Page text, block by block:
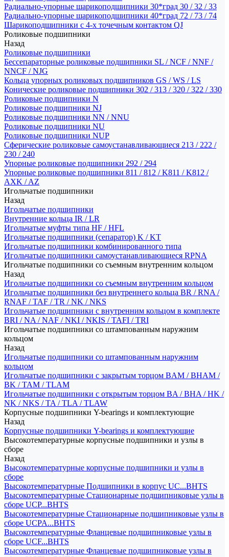
Радиально-упорные шарикоподшипники 30*град 30 / 32 / 33
Радиально-упорные шарикоподшипники 40*град 72 / 73 / 74
Шарикоподшипники с 4-х точечным контактом QJ
Роликовые подшипники
Назад
Роликовые подшипники
Бессепараторные роликовые подшипники SL / NCF / NNF /
NNCF / NJG
Кольца упорных роликовых подшипников GS / WS / LS
Конические роликовые подшипники 302 / 313 / 320 / 322 / 330
Роликовые подшипники N
Роликовые подшипники NJ
Роликовые подшипники NN / NNU
Роликовые подшипники NU
Роликовые подшипники NUP
Сферические роликовые самоустанавливающиеся 213 / 222 /
230 / 240
Упорные роликовые подшипники 292 / 294
Упорные роликовые подшипники 811 / 812 / K811 / K812 /
AXK / AZ
Игольчатые подшипники
Назад
Игольчатые подшипники
Внутренние кольца IR / LR
Игольчатые муфты типа HF / HFL
Игольчатые подшипники (сепаратор) K / KT
Игольчатые подшипники комбинированного типа
Игольчатые подшипники самоустанавливающиеся RPNA
Игольчатые подшипники со съемным внутренним кольцом
Назад
Игольчатые подшипники со съемным внутренним кольцом
Игольчатые подшипники без внутреннего кольца BR / RNA /
RNAF / TAF / TR / NK / NKS
Игольчатые подшипники с внутренним кольцом в комплекте
BRI / NA / NAF / NKI / NKIS / TAFI / TRI
Игольчатые подшипники со штампованным наружним
кольцом
Назад
Игольчатые подшипники со штампованным наружним
кольцом
Игольчатые подшипники с закрытым торцом BAM / BHAM /
BK / TAM / TLAM
Игольчатые подшипники с открытым торцом BA / BHA / HK /
NK / NKS / TA / TLA / TLAW
Корпусные подшипники Y-bearings и комплектующие
Назад
Корпусные подшипники Y-bearings и комплектующие
Высокотемпературные корпусные подшипники и узлы в
сборе
Назад
Высокотемпературные корпусные подшипники и узлы в
сборе
Высокотемпературные Подшипники в корпус UC...BHTS
Высокотемпературные Стационарные подшипниковые узлы в
сборе UCP...BHTS
Высокотемпературные Стационарные подшипниковые узлы в
сборе UCPA...BHTS
Высокотемпературные Фланцевые подшипниковые узлы в
сборе UCF...BHTS
Высокотемпературные Фланцевые подшипниковые узлы в